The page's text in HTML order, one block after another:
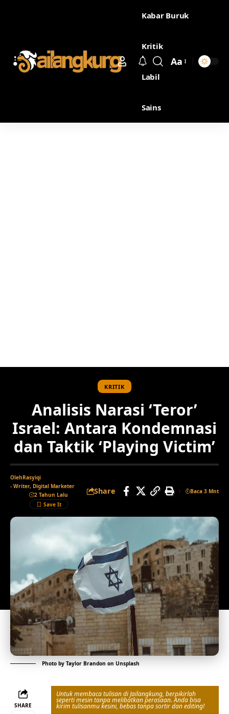
Kabar Buruk
Kritik
Labil
Sains
Aa
KRITIK
Analisis Narasi ‘Teror’
Israel: Antara Kondemnasi
dan Taktik ‘Playing Victim’
OlehRasyiqi
- Writer, Digital Marketer
2 Tahun Lalu
Share Baca 3 Mnt
Photo by Taylor Brandon on Unsplash
SHARE
Untuk membaca tulisan di Jailangkung, berpikirlah
seperti mesin tanpa melibatkan perasaan. Anda bisa
kirim tulisanmu kesini, bebas tanpa sortir dan editing!